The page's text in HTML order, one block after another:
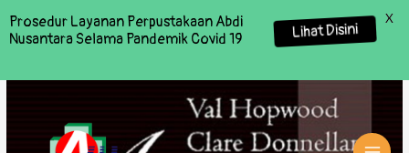
Prosedur Layanan Perpustakaan Abdi
Nusantara Selama Pandemik Covid 19
Lihat Disini
X